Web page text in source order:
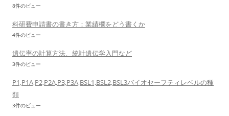
8件のビュー
科研費申請書の書き方：業績欄をどう書くか
4件のビュー
遺伝率の計算方法、統計遺伝学入門など
3件のビュー
P1,P1A,P2,P2A,P3,P3A,BSL1,BSL2,BSL3バイオセーフティレベルの種
類
3件のビュー